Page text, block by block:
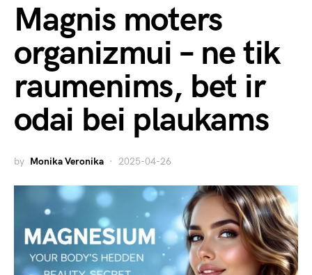
Magnis moters
organizmui – ne tik
raumenims, bet ir
odai bei plaukams
by Monika Veronika 2025-04-26